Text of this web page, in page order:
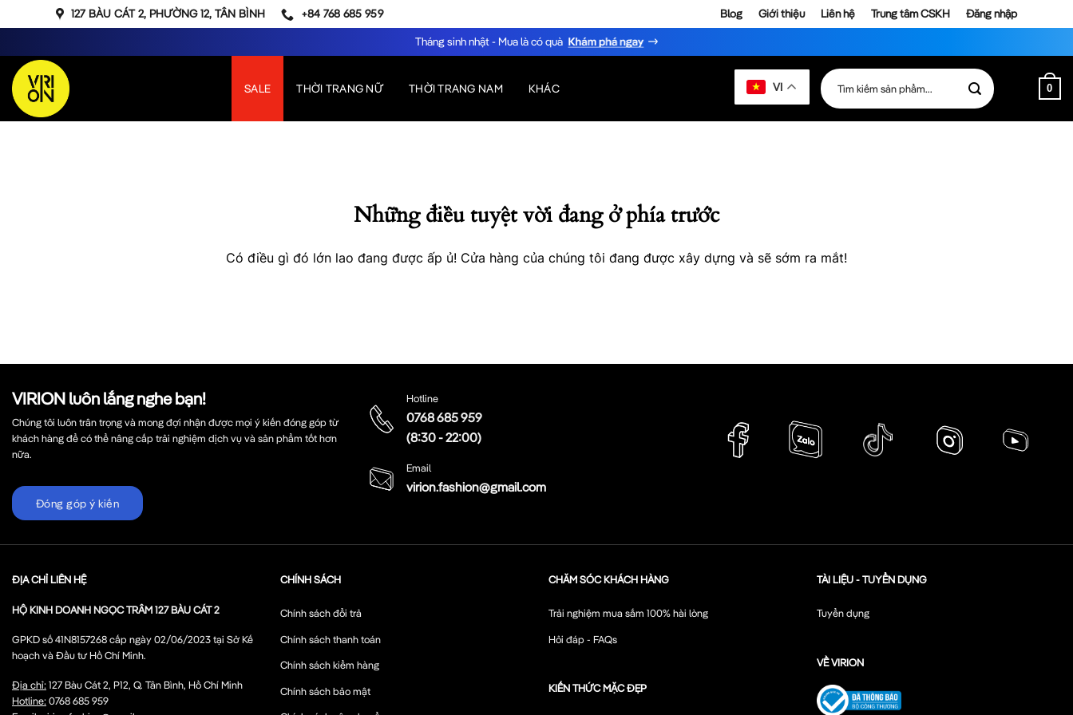
qua
dung
127 BÀU CÁT 2, PHƯỜNG 12, TÂN BÌNH +84 768 685 959 Blog Giới thiệu Liên hệ Trung tâm CSKH
Đăng nhập
Tháng sinh nhật - Mua là có quà
SALE THỜI TRANG NỮ THỜI TRANG NAM KHÁC VI
Tìm
kiếm:
0
Những điều tuyệt vời đang ở phía trước
Có điều gì đó lớn lao đang được ấp ủ! Cửa hàng của chúng tôi đang được xây dựng và sẽ sớm ra mắt!
VIRION luôn lắng nghe bạn!
Chúng tôi luôn trân trọng và mong đợi nhận được mọi ý kiến đóng góp từ
khách hàng để có thể nâng cấp trải nghiệm dịch vụ và sản phẩm tốt hơn
nữa.
Đóng góp ý kiến
Hotline
0768 685 959
(8:30 - 22:00)
Email
virion.fashion@gmail.com
ĐỊA CHỈ LIÊN HỆ
HỘ KINH DOANH NGỌC TRÂM 127 BÀU CÁT 2
GPKD số 41N8157268 cấp ngày 02/06/2023 tại Sở Kế
hoạch và Đầu tư Hồ Chí Minh.
Địa chỉ:127 Bàu Cát 2, P12, Q. Tân Bình, Hồ Chí Minh
Hotline:0768 685 959
CHÍNH SÁCH
Chính sách đổi trả
Chính sách thanh toán
Chính sách kiểm hàng
Chính sách bảo mật
CHĂM SÓC KHÁCH HÀNG
Trải nghiệm mua sắm 100% hài lòng
Hỏi đáp - FAQs
KIẾN THỨC MẶC ĐẸP
TÀI LIỆU - TUYỂN DỤNG
Tuyển dụng
VỀ VIRION